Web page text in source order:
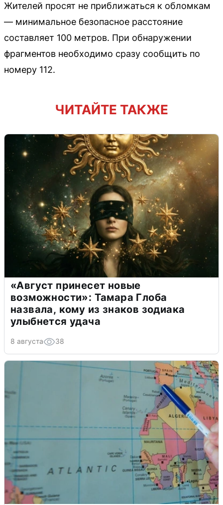
Жителей просят не приближаться к обломкам
— минимальное безопасное расстояние
составляет 100 метров. При обнаружении
фрагментов необходимо сразу сообщить по
номеру 112.
ЧИТАЙТЕ ТАКЖЕ
«Август принесет новые
возможности»: Тамара Глоба
назвала, кому из знаков зодиака
улыбнется удача
8 августа 38